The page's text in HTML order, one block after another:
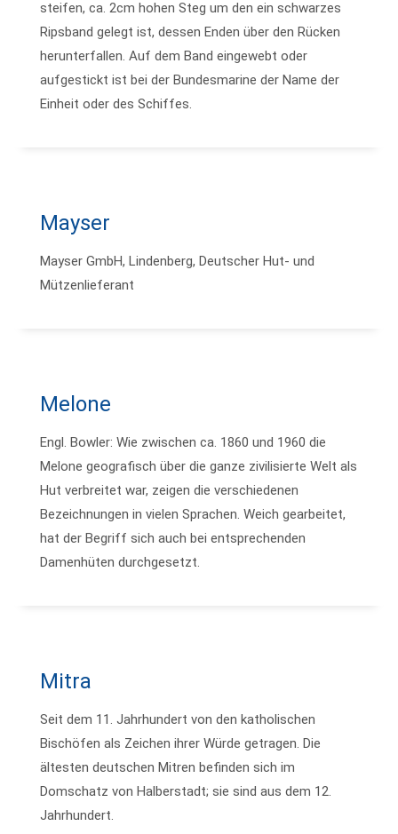
steifen, ca. 2cm hohen Steg um den ein schwarzes
Ripsband gelegt ist, dessen Enden über den Rücken
herunterfallen. Auf dem Band eingewebt oder
aufgestickt ist bei der Bundesmarine der Name der
Einheit oder des Schiffes.
Mayser
Mayser GmbH, Lindenberg, Deutscher Hut- und
Mützenlieferant
Melone
Engl. Bowler: Wie zwischen ca. 1860 und 1960 die
Melone geografisch über die ganze zivilisierte Welt als
Hut verbreitet war, zeigen die verschiedenen
Bezeichnungen in vielen Sprachen. Weich gearbeitet,
hat der Begriff sich auch bei entsprechenden
Damenhüten durchgesetzt.
Mitra
Seit dem 11. Jahrhundert von den katholischen
Bischöfen als Zeichen ihrer Würde getragen. Die
ältesten deutschen Mitren befinden sich im
Domschatz von Halberstadt; sie sind aus dem 12.
Jahrhundert.